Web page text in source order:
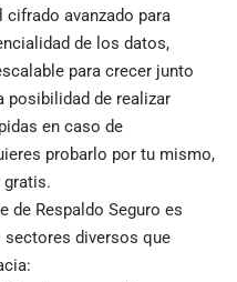
cifrado avanzado para
de los datos,
para crecer junto
posibilidad de realizar
en caso de
probarlo por tu mismo,
gratis.
de Respaldo Seguro es
sectores diversos que